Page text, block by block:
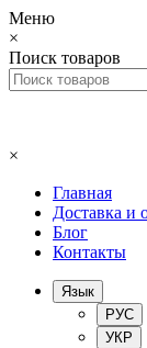
Меню
×
Поиск товаров
×
Главная
Доставка и
Блог
Контакты
Язык
РУС
УКР